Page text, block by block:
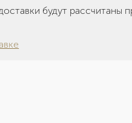
будут рассчитаны